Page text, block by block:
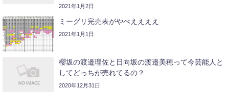
2021年1月2日
ミーグリ完売表がやべええええ
2021年1月1日
櫻坂の渡邉理佐と日向坂の渡邉美穂って今芸能人と
してどっちが売れてるの？
2020年12月31日